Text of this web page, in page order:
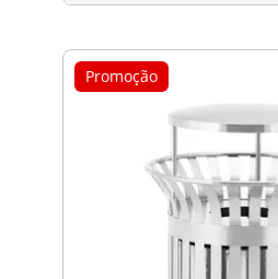
Promoção